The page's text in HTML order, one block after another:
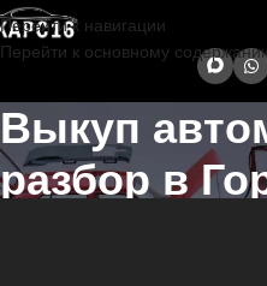
Перейти к навигации
Перейти к основному
Выкуп
разбор в